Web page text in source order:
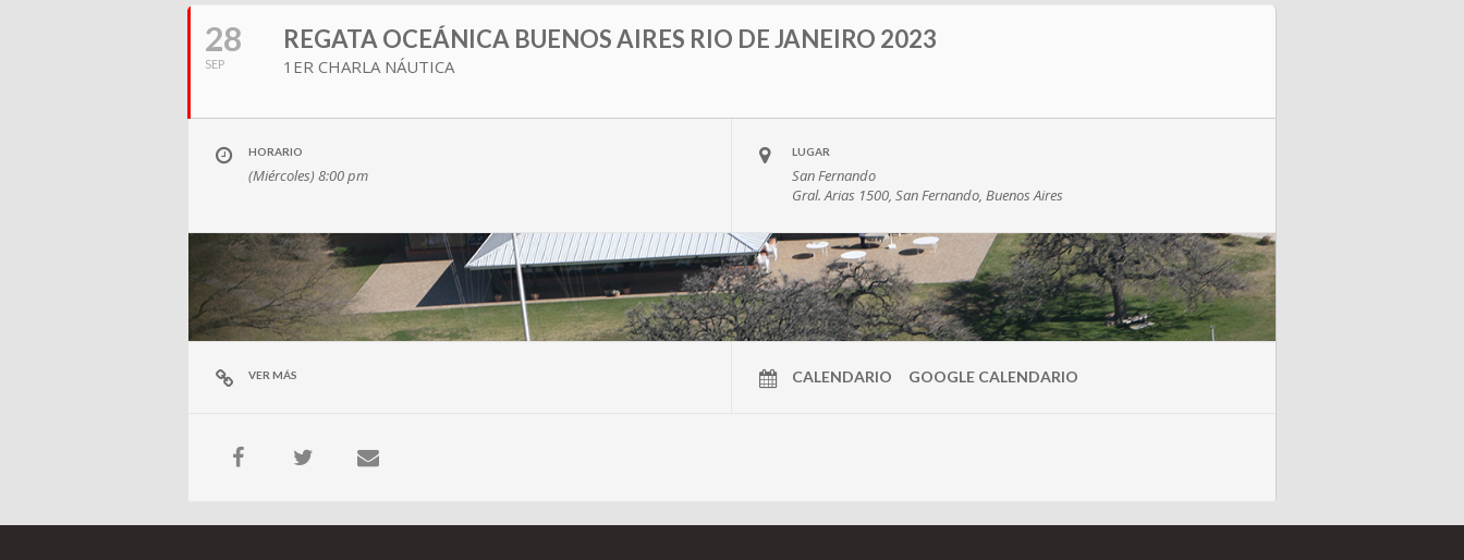
28
SEP
REGATA OCEÁNICA BUENOS AIRES RIO DE JANEIRO 2023
1ER CHARLA NÁUTICA
HORARIO
(Miércoles) 8:00 pm
LUGAR
San Fernando
Gral. Arias 1500, San Fernando, Buenos Aires
VER MÁS CALENDARIO GOOGLE CALENDARIO